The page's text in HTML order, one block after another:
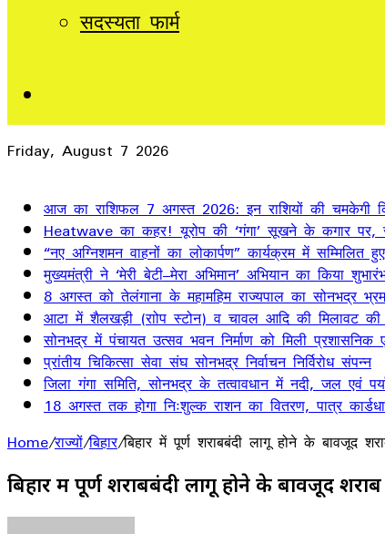
सदस्यता फार्म
Friday, August 7 2026
आज का राशिफल 7 अगस्त 2026: इन राशियों की चमकेगी
Heatwave का कहर! यूरोप की ‘गंगा’ सूखने के कगार पर,
“नए अग्निशमन वाहनों का लोकार्पण” कार्यक्रम में सम्मिलित
मुख्यमंत्री ने ‘मेरी बेटी–मेरा अभिमान’ अभियान का किया
8 अगस्त को तेलंगाना के महामहिम राज्यपाल का सोनभद्र
आटा में शैलखड़ी (राोप स्टोन) व चावल आदि की मिलावट
सोनभद्र में पंचायत उत्सव भवन निर्माण को मिली प्रशासनिक
प्रांतीय चिकित्सा सेवा संघ सोनभद्र निर्वाचन निर्विरोध संपन्न
जिला गंगा समिति, सोनभद्र के तत्वावधान में नदी, जल एवं
18 अगस्त तक होगा निःशुल्क राशन का वितरण, पात्र
Home/राज्यों/बिहार/बिहार में पूर्ण शराबबंदी लागू होने के बावजूद
बिहार में पूर्ण शराबबंदी लागू होने के बावजूद